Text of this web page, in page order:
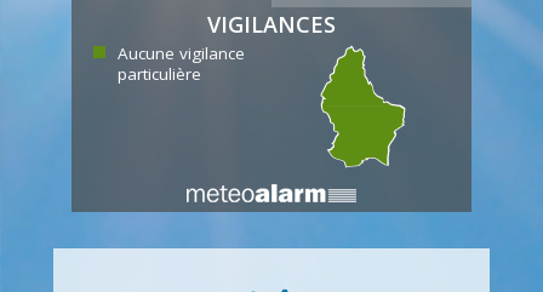
VIGILANCES
Aucune vigilance
particulière